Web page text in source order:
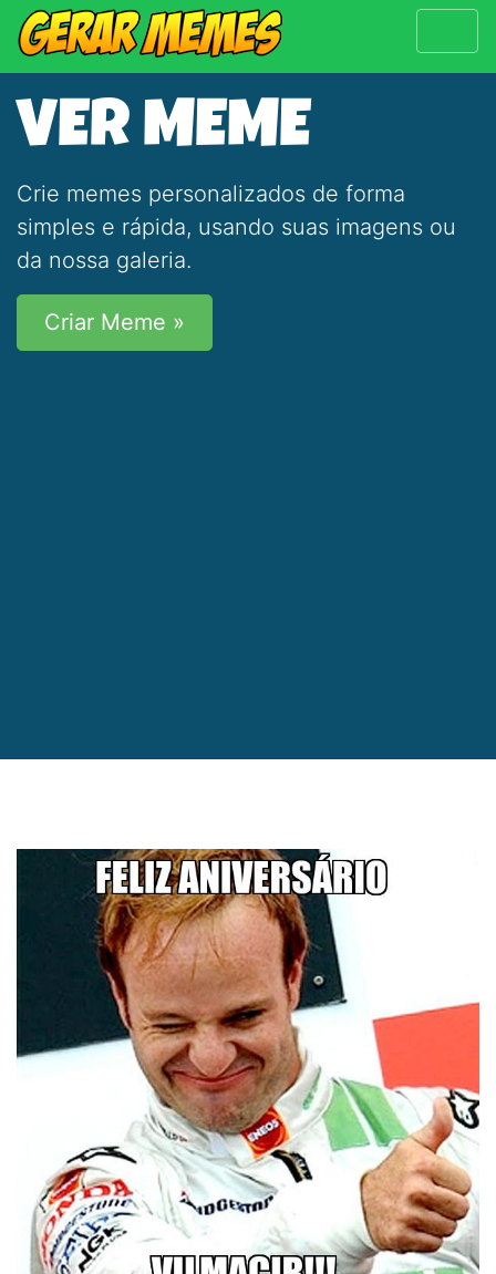
VER MEME
Crie memes personalizados de forma
simples e rápida, usando suas imagens ou
da nossa galeria.
Criar Meme »